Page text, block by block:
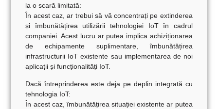
la o scară limitată:
În acest caz, ar trebui să vă concentrați pe extinderea
și îmbunătățirea utilizării tehnologiei IoT în cadrul
companiei. Acest lucru ar putea implica achiziționarea
de echipamente suplimentare, îmbunătățirea
infrastructurii IoT existente sau implementarea de noi
aplicații și funcționalități IoT.
Dacă întreprinderea este deja pe deplin integrată cu
tehnologia IoT:
În acest caz, îmbunătățirea situației existente ar putea